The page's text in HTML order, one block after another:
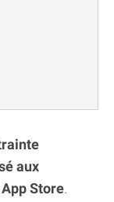
aux
Store.